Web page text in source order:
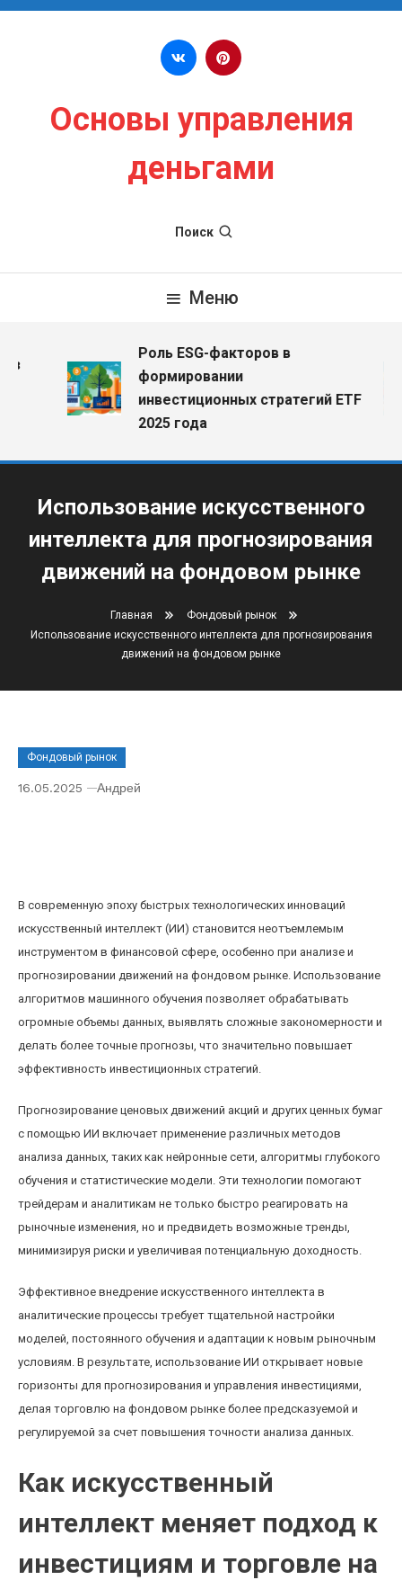
Перейти к содержимому
Основы управления
деньгами
Поиск
Меню
Роль ESG-факторов в
формировании
инвестиционных стратегий ETF
2025 года
Использование искусственного
интеллекта для прогнозирования
движений на фондовом рынке
Главная
Фондовый рынок
Использование искусственного интеллекта для прогнозирования
движений на фондовом рынке
Фондовый рынок
16.05.2025 Андрей
В современную эпоху быстрых технологических инноваций
искусственный интеллект (ИИ) становится неотъемлемым
инструментом в финансовой сфере, особенно при анализе и
прогнозировании движений на фондовом рынке. Использование
алгоритмов машинного обучения позволяет обрабатывать
огромные объемы данных, выявлять сложные закономерности и
делать более точные прогнозы, что значительно повышает
эффективность инвестиционных стратегий.
Прогнозирование ценовых движений акций и других ценных бумаг
с помощью ИИ включает применение различных методов
анализа данных, таких как нейронные сети, алгоритмы глубокого
обучения и статистические модели. Эти технологии помогают
трейдерам и аналитикам не только быстро реагировать на
рыночные изменения, но и предвидеть возможные тренды,
минимизируя риски и увеличивая потенциальную доходность.
Эффективное внедрение искусственного интеллекта в
аналитические процессы требует тщательной настройки
моделей, постоянного обучения и адаптации к новым рыночным
условиям. В результате, использование ИИ открывает новые
горизонты для прогнозирования и управления инвестициями,
делая торговлю на фондовом рынке более предсказуемой и
регулируемой за счет повышения точности анализа данных.
Как искусственный
интеллект меняет подход к
инвестициям и торговле на